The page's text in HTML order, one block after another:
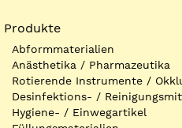
Produkte
Abformmaterialien
Anästhetika / Pharmazeutika
Rotierende Instrumente /
Desinfektions- /
Hygiene- / Einwegartikel